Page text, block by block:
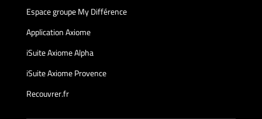
Espace groupe My Différence
Application Axiome
iSuite Axiome Alpha
iSuite Axiome Provence
Recouvrer.fr